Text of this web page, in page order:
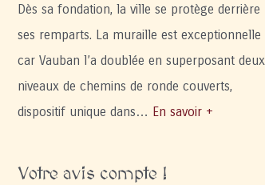
Dès sa fondation, la ville se protège derrière
ses remparts. La muraille est exceptionnelle
car Vauban l’a doublée en superposant deux
niveaux de chemins de ronde couverts,
dispositif unique dans… En savoir +
Votre avis compte !